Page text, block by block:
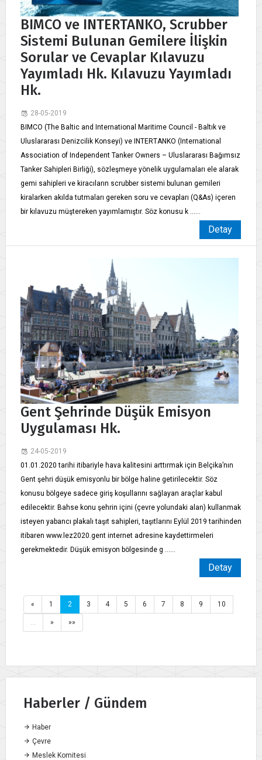
BIMCO ve INTERTANKO, Scrubber
Sistemi Bulunan Gemilere İlişkin
Sorular ve Cevaplar Kılavuzu
Yayımladı Hk. Kılavuzu Yayımladı
Hk.
28-05-2019
​BIMCO (The Baltic and International Maritime Council - Baltık ve
Uluslararası Denizcilik Konseyi) ve INTERTANKO (International
Association of Independent Tanker Owners – Uluslararası Bağımsız
Tanker Sahipleri Birliği), sözleşmeye yönelik uygulamaları ele alarak
gemi sahipleri ve kiracıların scrubber sistemi bulunan gemileri
kiralarken akılda tutmaları gereken soru ve cevapları (Q&As) içeren
bir kılavuzu müştereken yayımlamıştır. Söz konusu k ......
Detay
Gent Şehrinde Düşük Emisyon
Uygulaması Hk.
24-05-2019
​ 01.01.2020 tarihi itibariyle hava kalitesini arttırmak için Belçika’nın
Gent şehri düşük emisyonlu bir bölge haline getirilecektir. Söz
konusu bölgeye sadece giriş koşullarını sağlayan araçlar kabul
edilecektir. Bahse konu şehrin içini (çevre yolundaki alan) kullanmak
isteyen yabancı plakalı taşıt sahipleri, taşıtlarını Eylül 2019 tarihinden
itibaren www.lez2020.gent internet adresine kaydettirmeleri
gerekmektedir. Düşük emisyon bölgesinde g ......
Detay
« 1 2 3 4 5 6 7 8 9 10
» »»
Haberler / Gündem
Haber
Çevre
Meslek Komitesi